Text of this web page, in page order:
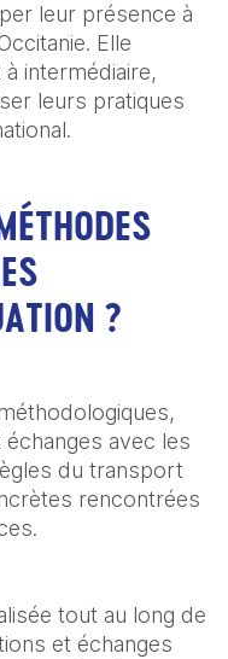
leur présence à
Elle
intermédiaire,
leurs pratiques
?
avec les
du transport
rencontrées
tout au long de
et échanges